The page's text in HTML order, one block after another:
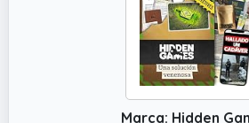
documentos del juego son
extremadamente realistas.
hay que cortar, escribir ni
Marca: Hidden